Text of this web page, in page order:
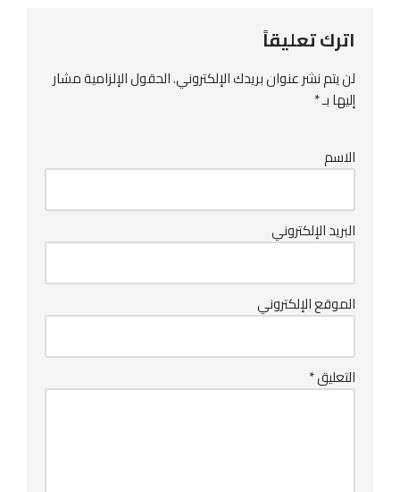
اترك تعليقاً
لن يتم نشر عنوان بريدك الإلكتروني.الحقول الإلزامية مشار
إليها بـ*
الاسم
البريد الإلكتروني
الموقع الإلكتروني
التعليق*